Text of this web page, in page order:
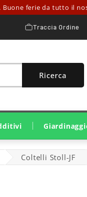
ferie da tutto il nostro
Traccia Ordine
Ricerca
Coltelli Stoll-JF